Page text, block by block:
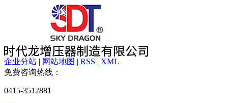
企业分站 | 网站地图 | RSS | XML
免费咨询热线：
0415-3512881